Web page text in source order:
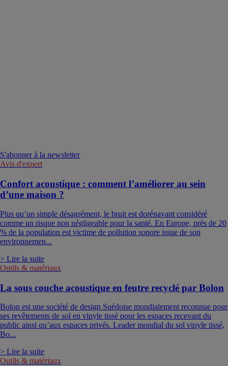
S'abonner à la newsletter
Avis d'expert
Confort acoustique : comment l’améliorer au sein
d’une maison ?
Plus qu’un simple désagrément, le bruit est dorénavant considéré
comme un risque non négligeable pour la santé. En Europe, près de 20
% de la population est victime de pollution sonore issue de son
environnemen...
> Lire la suite
Outils & matériaux
La sous couche acoustique en feutre recyclé par Bolon
Bolon est une société de design Suédoise mondialement reconnue pour
ses revêtements de sol en vinyle tissé pour les espaces recevant du
public ainsi qu’aux espaces privés. Leader mondial du sol vinyle tissé,
Bo...
> Lire la suite
Outils & matériaux